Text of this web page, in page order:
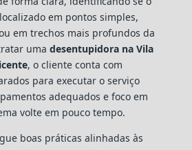
em pontos simples,
em trechos mais profundos da
uma desentupidora na Vila
, o cliente conta com
para executar o serviço
adequados e foco em
volte em pouco tempo.
boas práticas alinhadas às